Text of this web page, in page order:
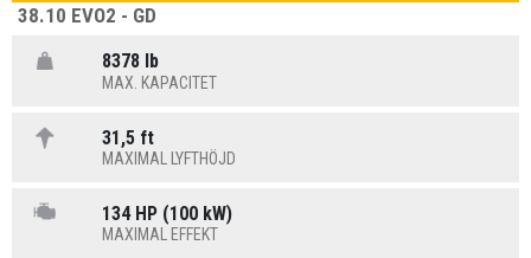
38.10 EVO2 - GD
8378 lb
MAX. KAPACITET
31,5 ft
MAXIMAL LYFTHÖJD
134 HP (100 kW)
MAXIMAL EFFEKT